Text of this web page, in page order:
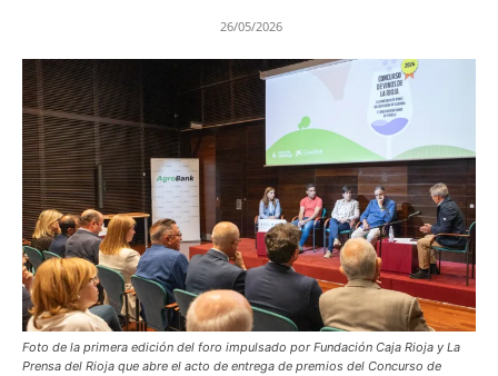
26/05/2026
Foto de la primera edición del foro impulsado por Fundación Caja Rioja y La
Prensa del Rioja que abre el acto de entrega de premios del Concurso de